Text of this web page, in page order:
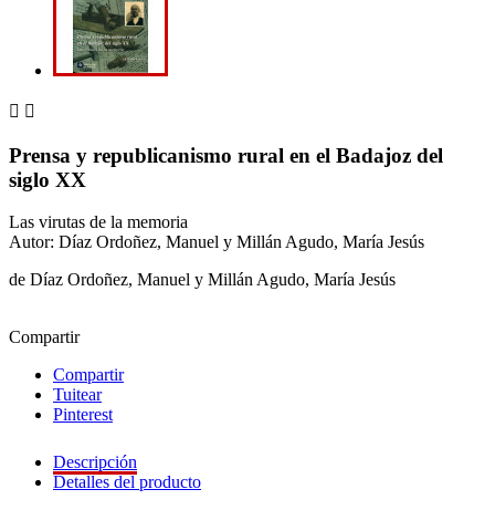
 
Prensa y republicanismo rural en el Badajoz del
siglo XX
Las virutas de la memoria
Autor: Díaz Ordoñez, Manuel y Millán Agudo, María Jesús
de Díaz Ordoñez, Manuel y Millán Agudo, María Jesús
Compartir
Compartir
Tuitear
Pinterest
Descripción
Detalles del producto